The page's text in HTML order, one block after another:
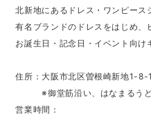
北新地にあるドレス・ワンピース
有名ブランドのドレスをはじめ、
お誕生日・記念日・イベント向け
住所：大阪市北区曽根崎新地1-
※御堂筋沿い、はなまるうど
営業時間：